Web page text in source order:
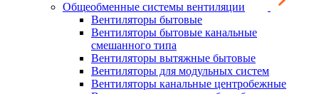
Общеобменные системы вентиляции
Вентиляторы бытовые
Вентиляторы бытовые канальные
смешанного типа
Вентиляторы вытяжные бытовые
Вентиляторы для модульных систем
Вентиляторы канальные центробежные